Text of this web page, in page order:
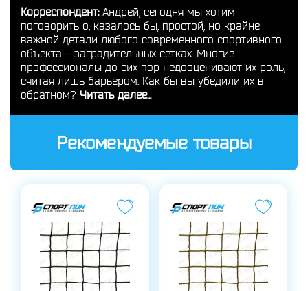
Корреспондент:Андрей, сегодня мы хотим
поговорить о, казалось бы, простой, но крайне
важной детали любого современного спортивного
объекта – заградительных сетках. Многие
профессионалы до сих пор недооценивают их роль,
считая лишь барьером. Как бы вы убедили их в
обратном? Читать далее...
Рекомендуемые товары